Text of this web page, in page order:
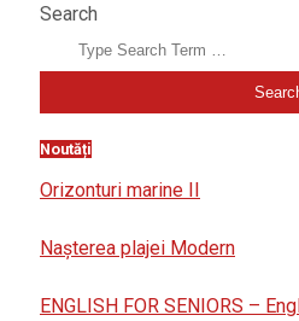
Search
Noutăți
Orizonturi marine II
Nașterea plajei Modern
ENGLISH FOR SENIORS –